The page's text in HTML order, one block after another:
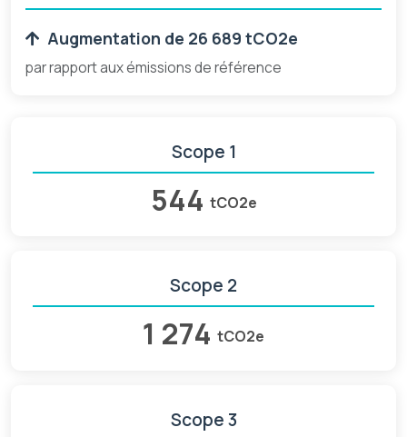
Augmentation de 26 689 tCO2e
par rapport aux émissions de référence
Scope 1
544 tCO2e
Scope 2
1 274 tCO2e
Scope 3